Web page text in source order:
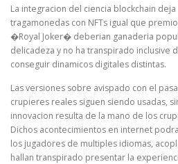
La integracion del ciencia blockchain
tragamonedas con NFTs igual que
�Royal Joker� deberian ganaderia
delicadeza y no ha transpirado inclusive
conseguir dinamicos digitales distintas.
Las versiones sobre avispado con el
crupieres reales siguen siendo usadas,
innovacion resulta de la mano de los
Dichos acontecimientos en internet
los jugadores de multiples idiomas,
hallan transpirado presentar la